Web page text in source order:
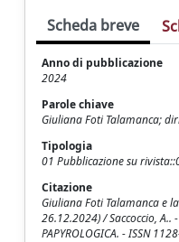
Scheda breve
Anno di pubblicazione
2024
Parole chiave
Giuliana Foti Talamanca;
Tipologia
01 Pubblicazione su
Citazione
Giuliana Foti Talamanca e
26.12.2024) / Saccoccio, A..
PAPYROLOGICA. - ISSN